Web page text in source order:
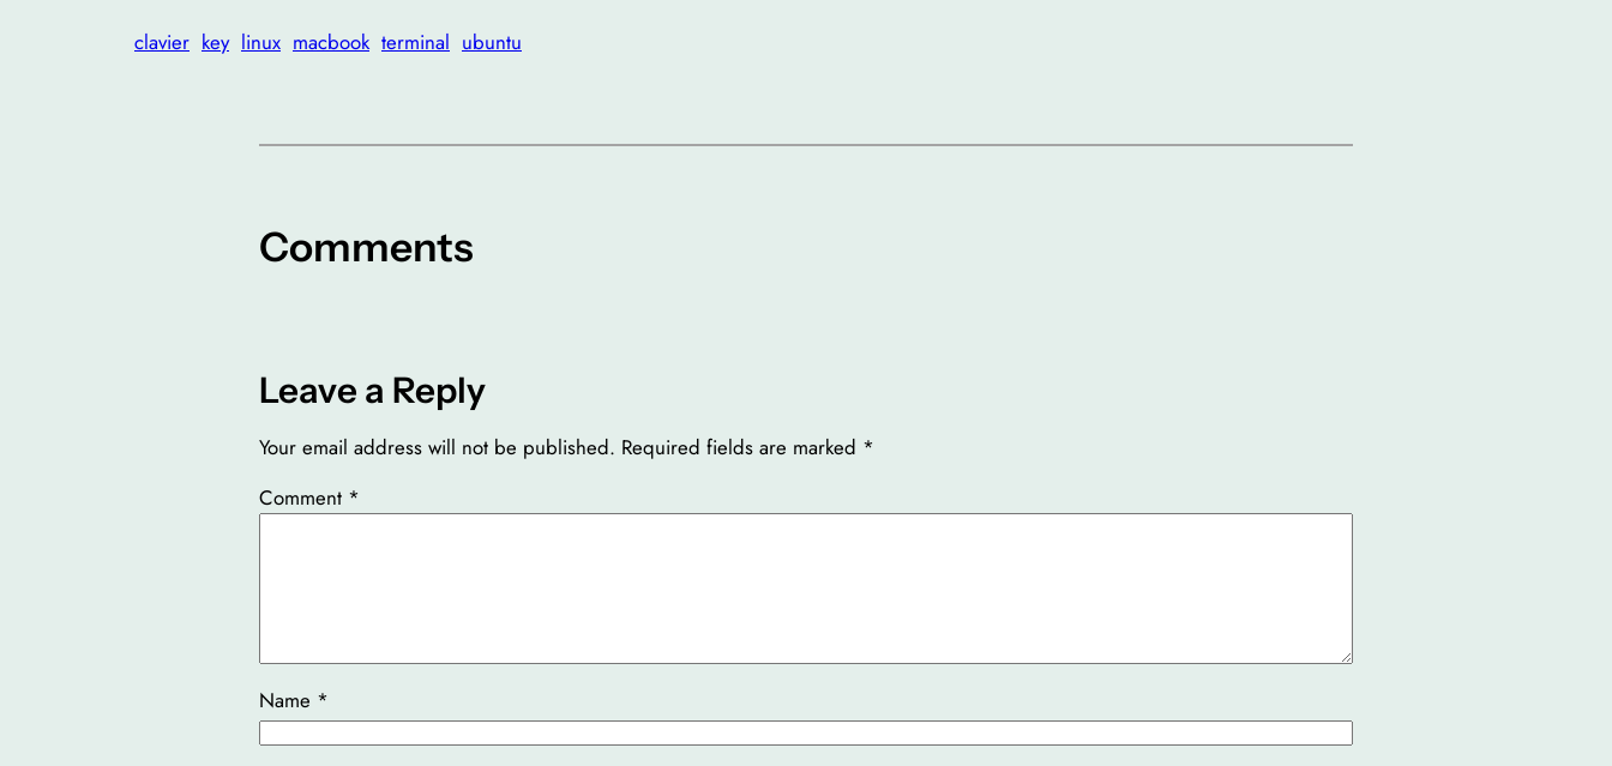
clavier key linux macbook terminal ubuntu
Comments
Leave a Reply
Your email address will not be published. Required fields are marked *
Comment *
Name *